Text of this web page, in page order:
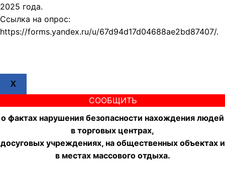
2025 года.
Ссылка на опрос:
https://forms.yandex.ru/u/67d94d17d04688ae2bd87407/.
X
СООБЩИТЬ
о фактах нарушения безопасности нахождения людей
в торговых центрах,
досуговых учреждениях, на общественных объектах и
в местах массового отдыха.